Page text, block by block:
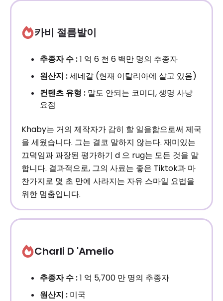
카비 절름발이
추종자 수 :1 억 6 천 6 백만 명의 추종자
원산지 :세네갈 (현재 이탈리아에 살고 있음)
컨텐츠 유형 : 말도 안되는 코미디, 생명 사냥
요점
Khaby는 거의 제작자가 감히 할 일을함으로써 제국
을 세웠습니다. 그는 결코 말하지 않는다. 재미있는
끄덕임과 과장된 평가하기 d 으 rug는 모든 것을 말
합니다. 결과적으로, 그의 사료는 좋은 Tiktok과 마
찬가지로 몇 초 만에 사라지는 자유 스마일 요법을
위한 멈춤입니다.
Charli D 'Amelio
추종자 수 :1 억 5,700 만 명의 추종자
원산지 : 미국